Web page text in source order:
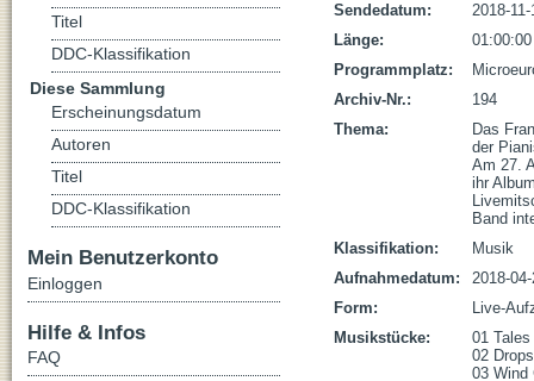
Sendedatum:
2018-11-
Länge:
01:00:00
Programmplatz:
Archiv-Nr.:
194
Thema:
Das
der
Am 27.
ihr
Band
Klassifikation:
Musik
Aufnahmedatum:
2018-
Form:
Live-
Musikstücke:
01
02
03 Wind
Titel
DDC-Klassifikation
Diese Sammlung
Erscheinungsdatum
Autoren
Titel
DDC-Klassifikation
Mein Benutzerkonto
Einloggen
Hilfe & Infos
FAQ